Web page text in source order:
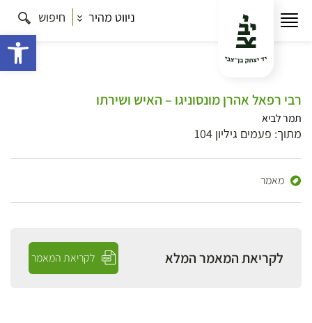
ניווט מהיר חיפוש
רבי רפאל אהרן מונסוניגו – האיש ושירתו
תמר לביא
מתוך: פעמים גיליון 104
מאמר
לקריאת המאמר המלא לקריאת המאמר